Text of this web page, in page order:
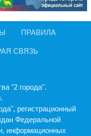
ПРАВИЛА
СВЯЗЬ
"2 города".
регистрационный
Федеральной
информационных